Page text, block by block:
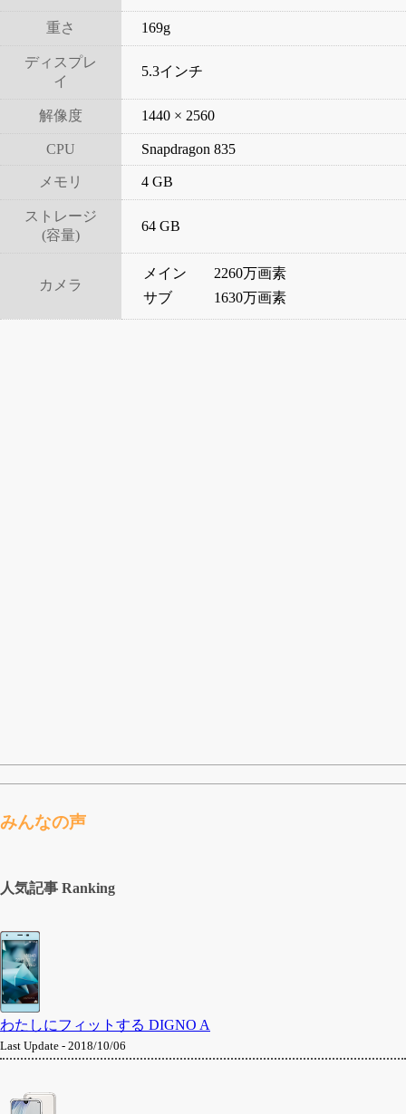
重さ 169g
ディスプレ
イ
5.3インチ
解像度 1440 × 2560
CPU Snapdragon 835
メモリ 4 GB
ストレージ
(容量)
64 GB
カメラ
メイン
2260万画素
サブ
1630万画素
みんなの声
人気記事 Ranking
わたしにフィットする DIGNO A
Last Update - 2018/10/06